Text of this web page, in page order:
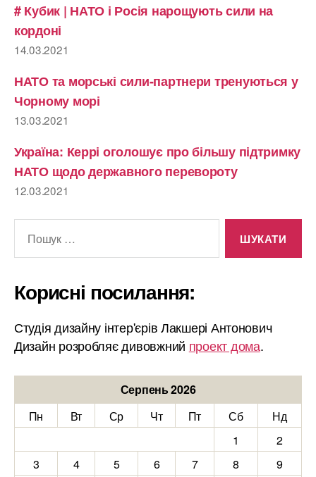
# Кубик | НАТО і Росія нарощують сили на
кордоні
14.03.2021
НАТО та морські сили-партнери тренуються у
Чорному морі
13.03.2021
Україна: Керрі оголошує про більшу підтримку
НАТО щодо державного перевороту
12.03.2021
Корисні посилання:
Студія дизайну інтер'єрів Лакшері Антонович
Дизайн розробляє дивовжний проект дома.
Серпень 2026
Пн
Вт Ср Чт Пт Сб
Нд
1
2
3
4 5 6 7 8 9